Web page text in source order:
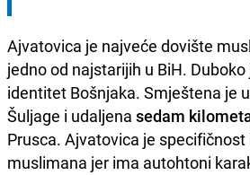
Ajvatovica je najveće dovište
jedno od najstarijih u BiH.
identitet Bošnjaka. Smještena je
Šuljage i udaljena sedam
Prusca. Ajvatovica je specifičnost
muslimana jer ima autohtoni